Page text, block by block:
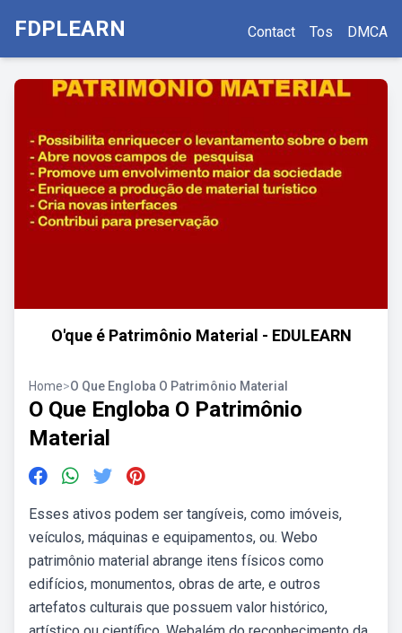
FDPLEARN Contact Tos DMCA
O'que é Patrimônio Material - EDULEARN
Home>O Que Engloba O Patrimônio Material
O Que Engloba O Patrimônio
Material
Esses ativos podem ser tangíveis, como imóveis,
veículos, máquinas e equipamentos, ou. Webo
patrimônio material abrange itens físicos como
edifícios, monumentos, obras de arte, e outros
artefatos culturais que possuem valor histórico,